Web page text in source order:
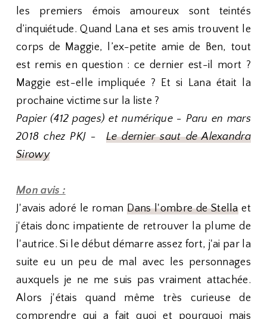
les premiers émois amoureux sont teintés
d’inquiétude. Quand Lana et ses amis trouvent le
corps de Maggie, l’ex-petite amie de Ben, tout
est remis en question : ce dernier est-il mort ?
Maggie est-elle impliquée ? Et si Lana était la
prochaine victime sur la liste ?
Papier (412 pages) et numérique - Paru en mars
2018 chez PKJ - Le dernier saut de Alexandra
Sirowy
Mon avis :
J'avais adoré le romanDans l'ombre de Stellaet
j'étais donc impatiente de retrouver la plume de
l'autrice. Si le début démarre assez fort, j'ai par la
suite eu un peu de mal avec les personnages
auxquels je ne me suis pas vraiment attachée.
Alors j'étais quand même très curieuse de
comprendre qui a fait quoi et pourquoi mais